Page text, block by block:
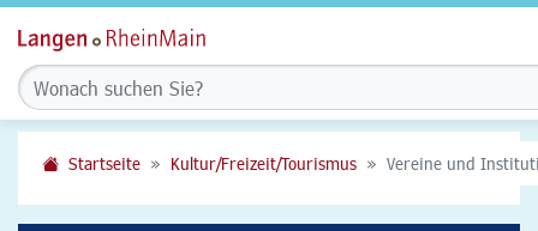
Startseite Kultur/Freizeit/Tourismus Vereine und